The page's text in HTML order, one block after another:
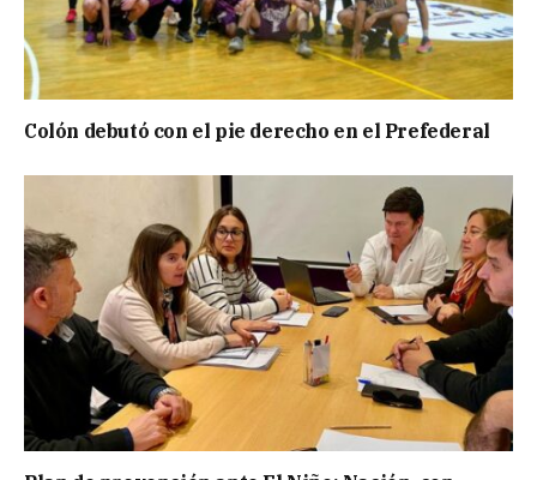
Colón debutó con el pie derecho en el Prefederal